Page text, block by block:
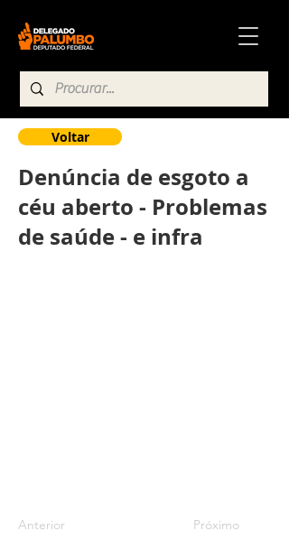
Voltar
Denúncia de esgoto a
céu aberto - Problemas
de saúde - e infra
Anterior Próximo